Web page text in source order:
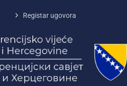
Registar ugovora